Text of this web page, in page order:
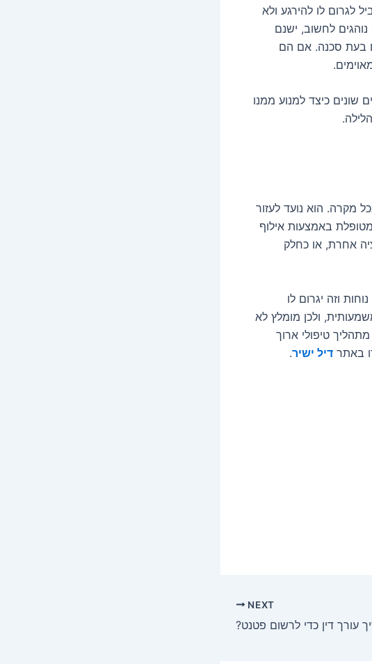
לגרום לו להירגע ולא
לחשוב, ישנם
בעת סכנה. אם הם
כיצד למנוע ממנו
מקרה. הוא נועד לעזור
באמצעות אילוף
אחרת, או כחלק
וזה יגרום לו
ולכן מומלץ לא
טיפולי ארוך
באתר דיל ישיר.
NEXT
עורך דין כדי לרשום פטנט?